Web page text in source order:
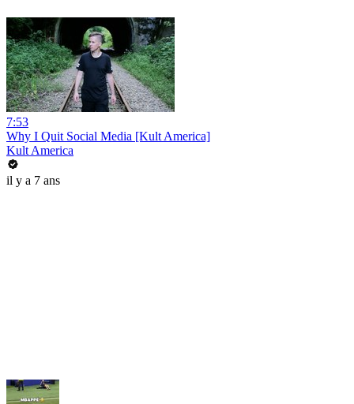
7:53
Why I Quit Social Media [Kult America]
Kult America
il y a 7 ans